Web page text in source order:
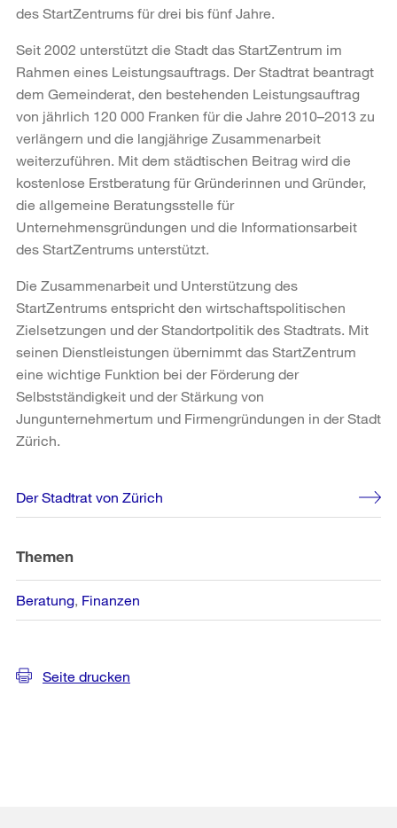
des StartZentrums für drei bis fünf Jahre.
Seit 2002 unterstützt die Stadt das StartZentrum im
Rahmen eines Leistungsauftrags. Der Stadtrat beantragt
dem Gemeinderat, den bestehenden Leistungsauftrag
von jährlich 120 000 Franken für die Jahre 2010–2013 zu
verlängern und die langjährige Zusammenarbeit
weiterzuführen. Mit dem städtischen Beitrag wird die
kostenlose Erstberatung für Gründerinnen und Gründer,
die allgemeine Beratungsstelle für
Unternehmensgründungen und die Informationsarbeit
des StartZentrums unterstützt.
Die Zusammenarbeit und Unterstützung des
StartZentrums entspricht den wirtschaftspolitischen
Zielsetzungen und der Standortpolitik des Stadtrats. Mit
seinen Dienstleistungen übernimmt das StartZentrum
eine wichtige Funktion bei der Förderung der
Selbstständigkeit und der Stärkung von
Jungunternehmertum und Firmengründungen in der Stadt
Zürich.
Weitere
Informationen
Der Stadtrat von Zürich
Themen
Beratung Finanzen
Seite drucken